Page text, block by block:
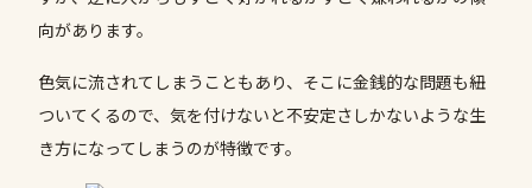
向があります。
色気に流されてしまうこともあり、そこに金銭的な問題も紐
ついてくるので、気を付けないと不安定さしかないような生
き方になってしまうのが特徴です。